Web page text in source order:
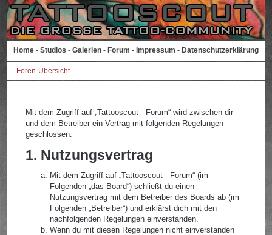
Home - Studios - Galerien - Forum - Impressum - Datenschutzerklärung
Foren-Übersicht
Mit dem Zugriff auf „Tattooscout - Forum“ wird zwischen dir
und dem Betreiber ein Vertrag mit folgenden Regelungen
geschlossen:
1. Nutzungsvertrag
Mit dem Zugriff auf „Tattooscout - Forum“ (im
Folgenden „das Board“) schließt du einen
Nutzungsvertrag mit dem Betreiber des Boards ab (im
Folgenden „Betreiber“) und erklärst dich mit den
nachfolgenden Regelungen einverstanden.
Wenn du mit diesen Regelungen nicht einverstanden